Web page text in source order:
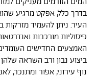
בדרך כלל, אפקט מרגיע
העיר. ניתן להעמיד מזרקות
פיסוליות מורכבות
האמצעים החדישים
ביצוע נבון ורב השראה
נוף עירוני, אפור ומתנכר,